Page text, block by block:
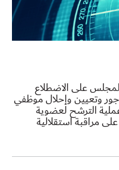
على الاضطلاع
وتعيين وإحلال موظفي
عملية الترشح لعضوية
مراقبة استقلالية